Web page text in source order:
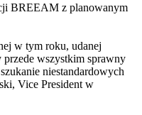
BREEAM z planowanym
w tym roku, udanej
wszystkim sprawny
niestandardowych
Vice President w